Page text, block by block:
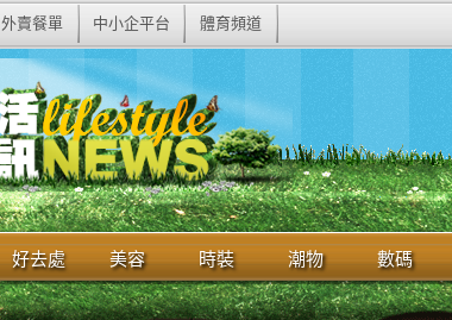
外賣餐單 中小企平台 體育頻道
好去處 美容 時裝 潮物 數碼